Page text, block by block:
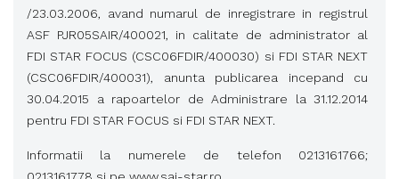
/23.03.2006, avand numarul de inregistrare in registrul
ASF PJR05SAIR/400021, in calitate de administrator al
FDI STAR FOCUS (CSC06FDIR/400030) si FDI STAR NEXT
(CSC06FDIR/400031), anunta publicarea incepand cu
30.04.2015 a rapoartelor de Administrare la 31.12.2014
pentru FDI STAR FOCUS si FDI STAR NEXT.
Informatii la numerele de telefon 0213161766;